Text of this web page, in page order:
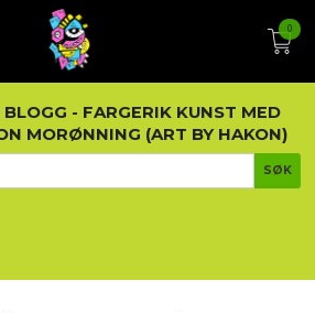
0
- FARGERIK KUNST MED
MORØNNING (ART BY HAKON)